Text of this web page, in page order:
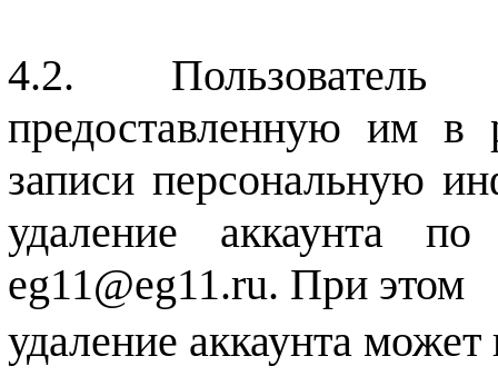
предоставленную им в
записи персональную
удаление аккаунта
eg11@eg11.ru. При этом
удаление аккаунта